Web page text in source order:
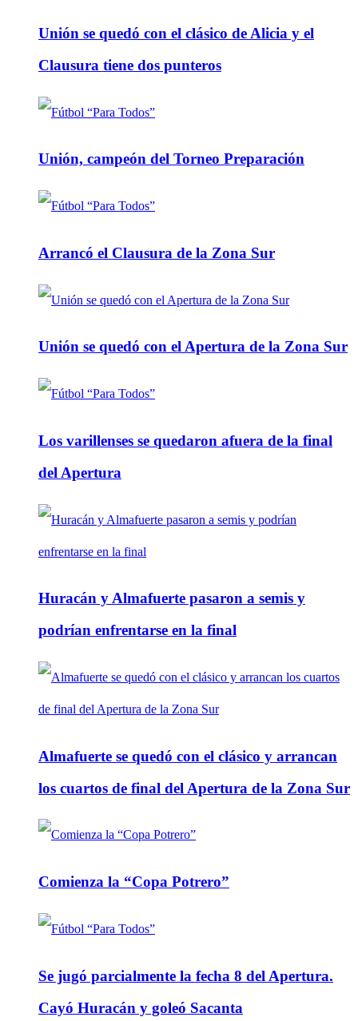
Unión se quedó con el clásico de Alicia y el
Clausura tiene dos punteros
Unión, campeón del Torneo Preparación
Arrancó el Clausura de la Zona Sur
Unión se quedó con el Apertura de la Zona Sur
Los varillenses se quedaron afuera de la final
del Apertura
Huracán y Almafuerte pasaron a semis y
podrían enfrentarse en la final
Almafuerte se quedó con el clásico y arrancan
los cuartos de final del Apertura de la Zona Sur
Comienza la “Copa Potrero”
Se jugó parcialmente la fecha 8 del Apertura.
Cayó Huracán y goleó Sacanta